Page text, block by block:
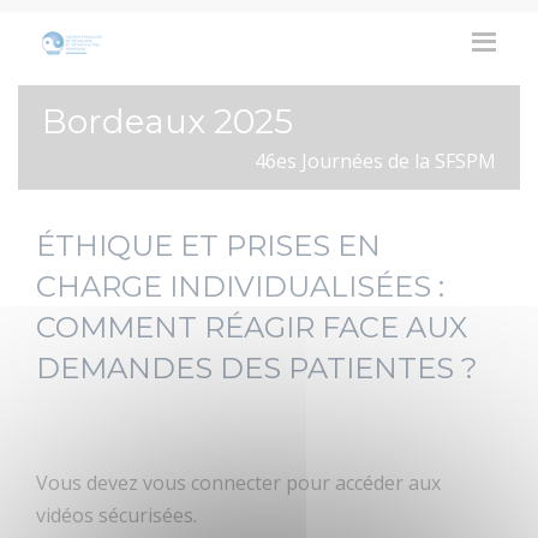
Bordeaux 2025
46es Journées de la SFSPM
ÉTHIQUE ET PRISES EN
CHARGE INDIVIDUALISÉES :
COMMENT RÉAGIR FACE AUX
DEMANDES DES PATIENTES ?
Vous devez vous connecter pour accéder aux
vidéos sécurisées.